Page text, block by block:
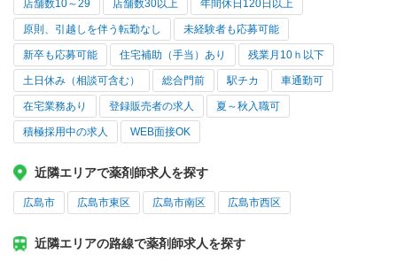
店舗数10～29 店舗数30以上 年間休日120日以上
原則、引越しを伴う転勤なし 未経験者も応募可能
新卒も応募可能 住宅補助（手当）あり 残業月10ｈ以下
土日休み（相談可含む） 総合門前 駅チカ 車通勤可
在宅業務あり 登録販売者の求人 夏～秋入職可
積極採用中の求人 WEB面接OK
近隣エリアで薬剤師求人を探す
広島市 広島市東区 広島市南区 広島市西区
近隣エリアの路線で薬剤師求人を探す